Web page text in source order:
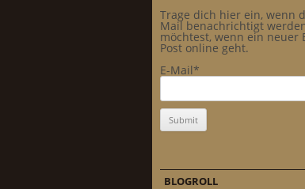
Trage dich hier ein, wenn
Mail benachrichtigt
möchtest, wenn ein neuer
Post online geht.
E-Mail*
BLOGROLL